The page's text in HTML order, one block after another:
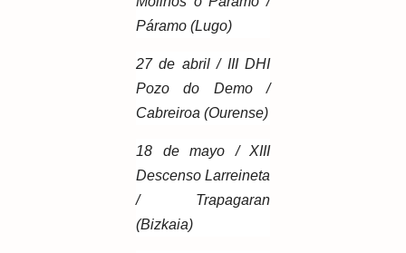
Páramo (Lugo)
27 de abril / III DHI
Pozo do Demo /
Cabreiroa (Ourense)
18 de mayo / XIII
Descenso Larreineta
/ Trapagaran
(Bizkaia)